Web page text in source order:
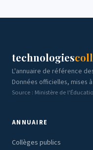
technologies
L'annuaire de référence
Données officielles, mises
Source : Ministère de
ANNUAIRE
Collèges publics